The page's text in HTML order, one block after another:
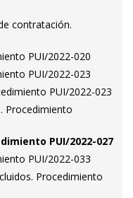
contratación.
PUI/2022-020
PUI/2022-023
PUI/2022-023
Procedimiento
PUI/2022-027
PUI/2022-033
Procedimiento